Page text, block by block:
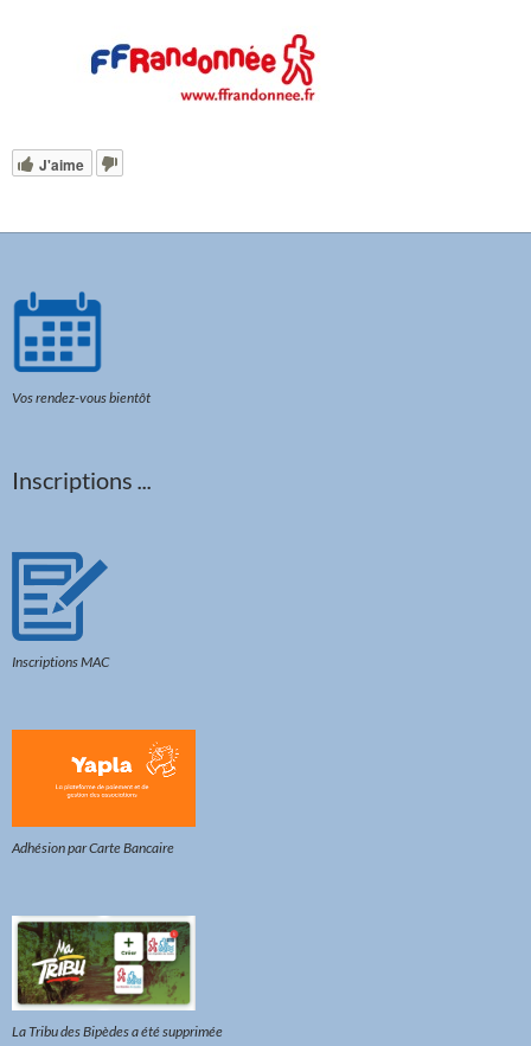
J'aime
Vos rendez-vous bientôt
Inscriptions
Inscriptions MAC
Adhésion par Carte Bancaire
La Tribu des Bipèdes a été supprimée